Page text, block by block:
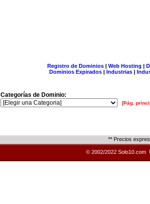
Registro de Dominios| Web Hosting |
Dominios Expirados | Industrias |
Categorías de Dominio:
[Pág.
** Precios
© 2002/2022 Solo10.com